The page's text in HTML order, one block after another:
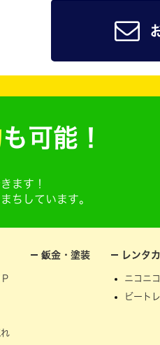
も可能！
ます！
ちしています。
鈑金・塗装 レンタ
ニコニ
ビート